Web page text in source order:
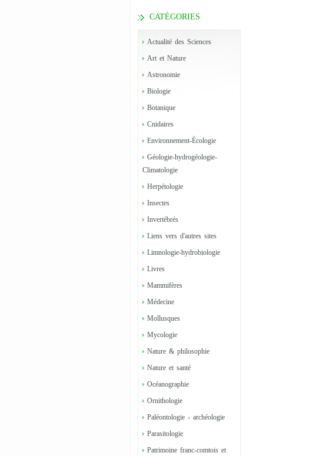
CATÉGORIES
Actualité des Sciences
Art et Nature
Astronomie
Biologie
Botanique
Cnidaires
Environnement-Écologie
Géologie-hydrogéologie-
Climatologie
Herpétologie
Insectes
Invertébrés
Liens vers d'autres sites
Limnologie-hydrobiologie
Livres
Mammifères
Médecine
Mollusques
Mycologie
Nature & philosophie
Nature et santé
Océanographie
Ornithologie
Paléontologie - archéologie
Parasitologie
Patrimoine franc-comtois et